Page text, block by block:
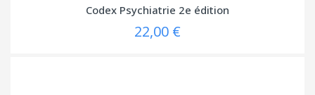
Codex Psychiatrie 2e édition
22,00 €